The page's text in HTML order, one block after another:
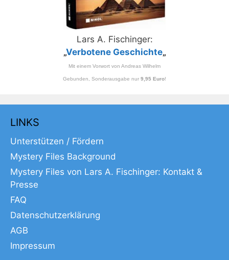
Lars A. Fischinger:
„Verbotene Geschichte„
Mit einem Vorwort von Andreas Wilhelm
Gebunden, Sonderausgabe nur 9,95 Euro!
LINKS
Unterstützen / Fördern
Mystery Files Background
Mystery Files von Lars A. Fischinger: Kontakt &
Presse
FAQ
Datenschutzerklärung
AGB
Impressum